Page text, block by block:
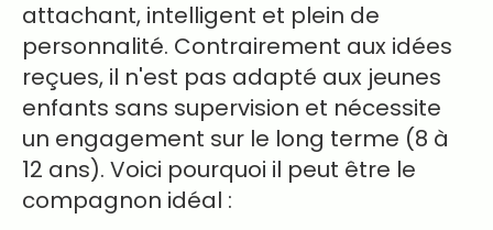
attachant, intelligent et plein de
personnalité. Contrairement aux idées
reçues, il n'est pas adapté aux jeunes
enfants sans supervision et nécessite
un engagement sur le long terme (8 à
12 ans). Voici pourquoi il peut être le
compagnon idéal :